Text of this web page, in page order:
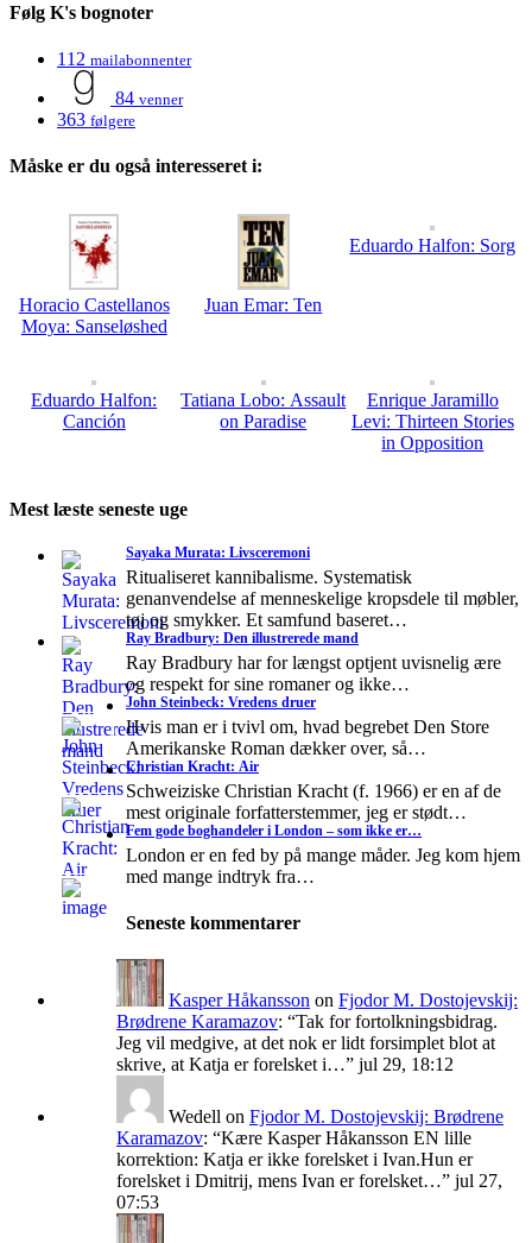
Følg K's bognoter
112 mailabonnenter
84 venner
363 følgere
Måske er du også interesseret i:
Horacio Castellanos
Moya: Sanseløshed
Juan Emar: Ten
Eduardo Halfon: Sorg
Eduardo Halfon:
Canción
Tatiana Lobo: Assault
on Paradise
Enrique Jaramillo
Levi: Thirteen Stories
in Opposition
Mest læste seneste uge
Sayaka Murata: Livsceremoni
Ritualiseret kannibalisme. Systematisk
genanvendelse af menneskelige kropsdele til møbler,
tøj og smykker. Et samfund baseret…
Ray Bradbury: Den illustrerede mand
Ray Bradbury har for længst optjent uvisnelig ære
og respekt for sine romaner og ikke…
John Steinbeck: Vredens druer
Hvis man er i tvivl om, hvad begrebet Den Store
Amerikanske Roman dækker over, så…
Christian Kracht: Air
Schweiziske Christian Kracht (f. 1966) er en af de
mest originale forfatterstemmer, jeg er stødt…
Fem gode boghandeler i London – som ikke er…
London er en fed by på mange måder. Jeg kom hjem
med mange indtryk fra…
Seneste kommentarer
Kasper Håkansson on Fjodor M. Dostojevskij:
Brødrene Karamazov: “Tak for fortolkningsbidrag.
Jeg vil medgive, at det nok er lidt forsimplet blot at
skrive, at Katja er forelsket i…” jul 29, 18:12
Wedell on Fjodor M. Dostojevskij: Brødrene
Karamazov: “Kære Kasper Håkansson EN lille
korrektion: Katja er ikke forelsket i Ivan.Hun er
forelsket i Dmitrij, mens Ivan er forelsket…” jul 27,
07:53